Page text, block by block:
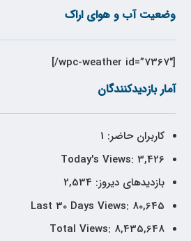
وضعیت آب و هوای اراک
[wpc-weather id=”7367″/]
آمار بازدیدکنندگان
کاربران حاضر: 1
Today's Views: 3,426
بازدیدهای دیروز: 2,534
Last 30 Days Views: 80,645
Total Views: 8,435,648